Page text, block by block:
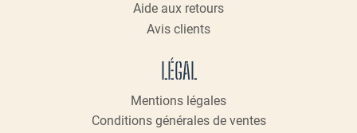
Aide aux retours
Avis clients
LÉGAL
Mentions légales
Conditions générales de ventes